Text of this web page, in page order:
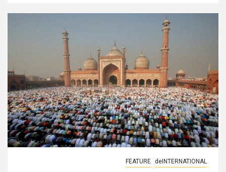
FEATURE deINTERNATIONAL